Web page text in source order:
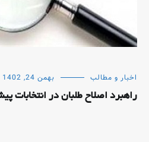
اخبار و مطالب بهمن 24, 1402
راهبرد اصلاح طلبان در انتخابات